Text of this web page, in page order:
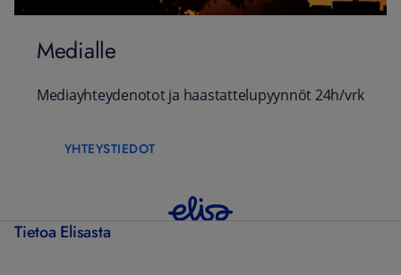
Medialle
Mediayhteydenotot ja haastattelupyynnöt 24h/vrk
YHTEYSTIEDOT
Tietoa Elisasta